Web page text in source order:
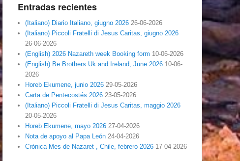
Entradas recientes
(Italiano) Diario Italiano, giugno 2026 26-06-2026
(Italiano) Piccoli Fratelli di Jesus Caritas, giugno 2026
26-06-2026
(English) 2026 Nazareth week Booking form 10-06-2026
(English) Be Brothers Uk and Ireland, June 2026 10-06-
2026
Horeb Ekumene, junio 2026 29-05-2026
Carta de Pentecostés 2026 23-05-2026
(Italiano) Piccoli Fratelli di Jesus Caritas, maggio 2026
20-05-2026
Horeb Ekumene, mayo 2026 27-04-2026
Nota de apoyo al Papa León 24-04-2026
Crónica Mes de Nazaret , Chile, febrero 2026 17-04-2026